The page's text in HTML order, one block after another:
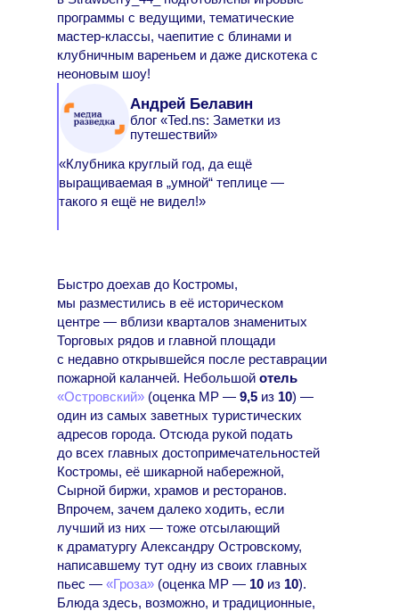
программы с ведущими, тематические
мастер-классы, чаепитие с блинами и
клубничным вареньем и даже дискотека с
неоновым шоу!
Андрей Белавин
блог «Ted.ns: Заметки из
путешествий»
«Клубника круглый год, да ещё
выращиваемая в „умной“ теплице —
такого я ещё не видел!»
Быстро доехав до Костромы,
мы разместились в её историческом
центре — вблизи кварталов знаменитых
Торговых рядов и главной площади
с недавно открывшейся после реставрации
пожарной каланчей. Небольшой отель
«Островский» (оценка МР — 9,5 из 10) —
один из самых заветных туристических
адресов города. Отсюда рукой подать
до всех главных достопримечательностей
Костромы, её шикарной набережной,
Сырной биржи, храмов и ресторанов.
Впрочем, зачем далеко ходить, если
лучший из них — тоже отсылающий
к драматургу Александру Островскому,
написавшему тут одну из своих главных
пьес — «Гроза» (оценка МР — 10 из 10).
Блюда здесь, возможно, и традиционные,